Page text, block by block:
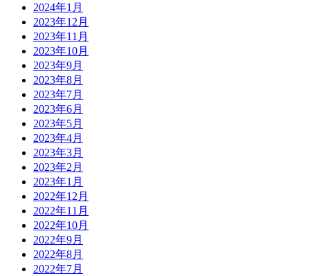
2024年1月
2023年12月
2023年11月
2023年10月
2023年9月
2023年8月
2023年7月
2023年6月
2023年5月
2023年4月
2023年3月
2023年2月
2023年1月
2022年12月
2022年11月
2022年10月
2022年9月
2022年8月
2022年7月